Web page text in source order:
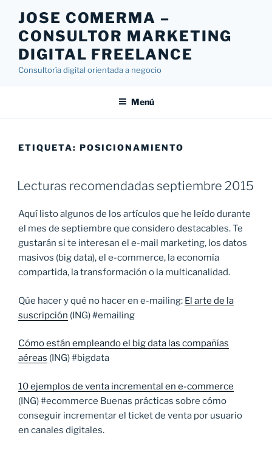
contenido
JOSE COMERMA –
CONSULTOR MARKETING
DIGITAL FREELANCE
Consultoría digital orientada a negocio
Menú
ETIQUETA: POSICIONAMIENTO
Lecturas recomendadas septiembre 2015
Aquí listo algunos de los artículos que he leído durante
el mes de septiembre que considero destacables. Te
gustarán si te interesan el e-mail marketing, los datos
masivos (big data), el e-commerce, la economía
compartida, la transformación o la multicanalidad.
Qúe hacer y qué no hacer en e-mailing: El arte de la
suscripción (ING) #emailing
Cómo están empleando el big data las compañías
aéreas (ING) #bigdata
10 ejemplos de venta incremental en e-commerce
(ING) #ecommerce Buenas prácticas sobre cómo
conseguir incrementar el ticket de venta por usuario
en canales digitales.